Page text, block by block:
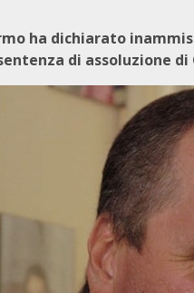
ha dichiarato
di assoluzione di